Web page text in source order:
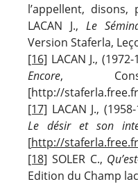
l’appellent,
LACAN J.,Le
Version Staferla,
[16] LACAN J., (1972-
Encore,
[http://
[17] LACAN J.,
Le désir et son
[http://
[18] SOLER C.,
Edition du Champ